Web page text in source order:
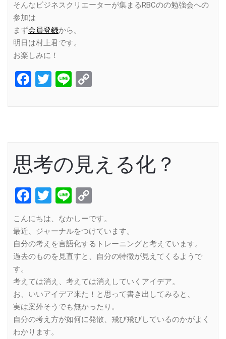
そんなビジネスクリエーターが集まるRBCのの勉強会への
参加は
まず会員登録から。
明日は村上君です。
お楽しみに！
Facebook
Twitter
Line
思考の見える化？
Facebook
Twitter
Line
Link
こんにちは、なかしーです。
最近、ジャーナルをつけています。
自分の考えを言語化するトレーニングと考えています。
過去のものを見直すと、自分の特徴が見えてくるようで
す。
考えては消え、考えては消えしていくアイデア。
お、いいアイデア来た！と思って書き出してみると、
実は案外そうでも無かったり。
自分の考え方が如何に発散、飛び飛びしているのかがよく
わかります。